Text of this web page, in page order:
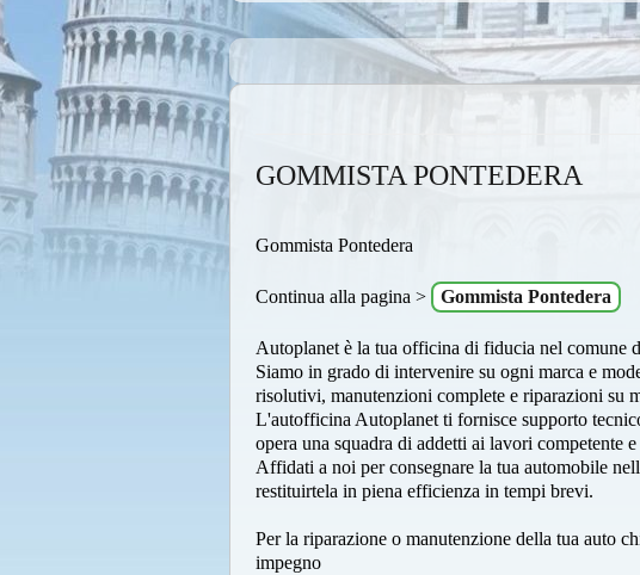
GOMMISTA PONTEDERA
Gommista Pontedera
Continua alla pagina > Gommista Pontedera
Autoplanet è la tua officina di fiducia nel comune
Siamo in grado di intervenire su ogni marca e
risolutivi, manutenzioni complete e riparazioni su
L'autofficina Autoplanet ti fornisce supporto
opera una squadra di addetti ai lavori competente
Affidati a noi per consegnare la tua automobile
restituirtela in piena efficienza in tempi brevi.
Per la riparazione o manutenzione della tua auto
impegno